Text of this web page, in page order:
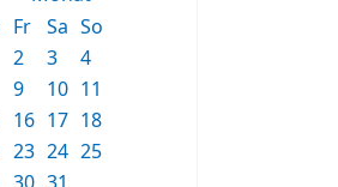
Fr Sa So
2 3
4
9 10 11
16 17 18
23 24 25